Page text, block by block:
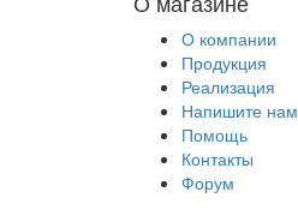
О компании
Продукция
Реализация
Напишите нам
Помощь
Контакты
Форум